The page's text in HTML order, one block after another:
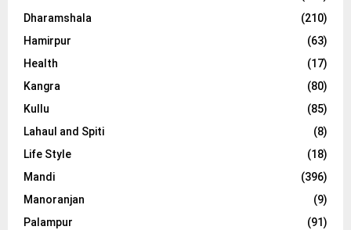
Dharamshala
(210)
Hamirpur
(63)
Health
(17)
Kangra
(80)
Kullu
(85)
Lahaul and Spiti
(8)
Life Style
(18)
Mandi
(396)
Manoranjan
(9)
Palampur
(91)